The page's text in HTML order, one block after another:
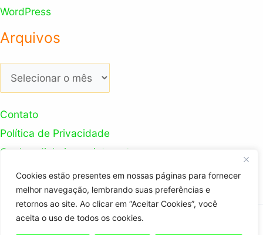
Cookies estão presentes em nossas páginas para fornecer
melhor navegação, lembrando suas preferências e
retornos ao site. Ao clicar em “Aceitar Cookies”, você
aceita o uso de todos os cookies.
WordPress
Arquivos
Arquivos
Contato
Política de Privacidade
Ganhar dinheiro na internet
Nosso Canal Youtube